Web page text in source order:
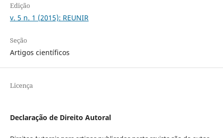
Edição
v. 5 n. 1 (2015): REUNIR
Seção
Artigos científicos
Licença
Declaração de Direito Autoral